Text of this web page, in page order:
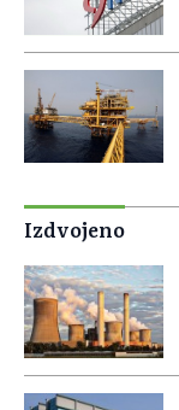
Izdvojeno